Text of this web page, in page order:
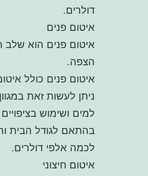
דולרים.
איטום פנים
איטום פנים הוא שלב
הצפה.
איטום פנים כולל
ניתן לעשות זאת
למים ושימוש
בהתאם לגודל הבית
לכמה אלפי דולרים.
איטום חיצוני